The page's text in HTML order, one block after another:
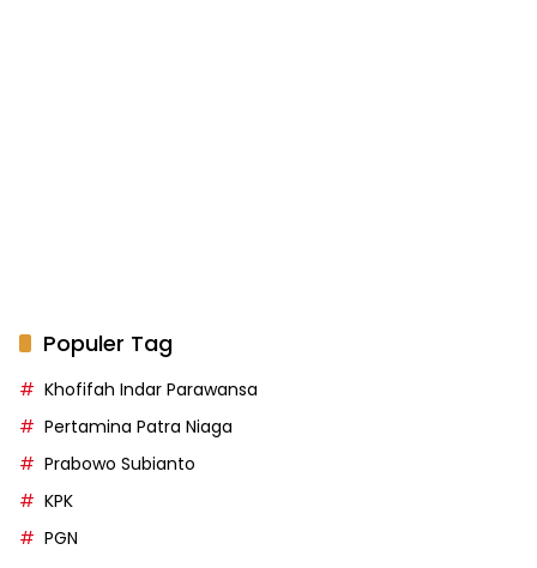
Populer Tag
Khofifah Indar Parawansa
Pertamina Patra Niaga
Prabowo Subianto
KPK
PGN